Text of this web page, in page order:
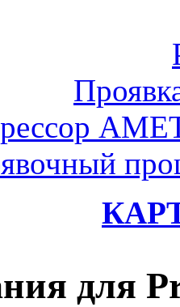
для